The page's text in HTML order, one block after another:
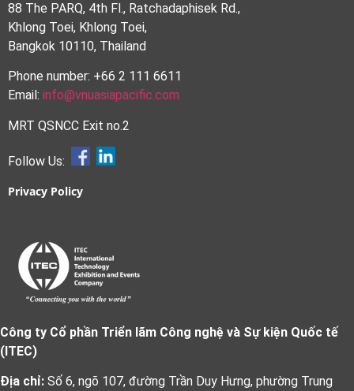
88 The PARQ, 4th Fl., Ratchadaphisek Rd.,
Khlong Toei, Khlong Toei,
Bangkok 10110, Thailand
Phone number: +66 2 111 6611
Email: info@vnuasiapacific.com
MRT QSNCC Exit no.2
Follow Us:
Privacy Policy
Công ty Cổ phần Triển lãm Công nghệ và Sự kiện Quốc tế
(ITEC)
Địa chỉ: Số 6, ngõ 107, đường Trần Duy Hưng, phường Trung